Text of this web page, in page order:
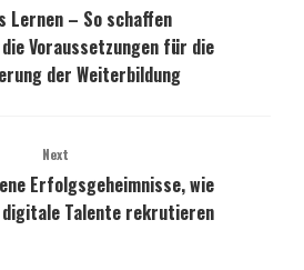
Lernen – So schaffen
Voraussetzungen für die
der Weiterbildung
Next
Erfolgsgeheimnisse, wie
digitale Talente rekrutieren